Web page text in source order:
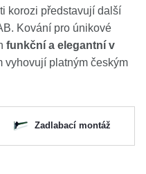
korozi představují další
Kování pro únikové
funkční a elegantní v
vyhovují platným českým
Zadlabací montáž